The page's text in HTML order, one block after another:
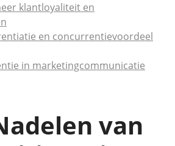
klantloyaliteit en
en concurrentievoordeel
in marketingcommunicatie
van